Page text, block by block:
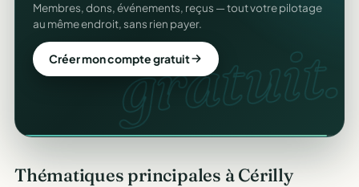
gratuit.
Membres, dons, événements, reçus — tout votre pilotage
au même endroit, sans rien payer.
Créer mon compte gratuit
Fiches donateurs, historique des dons, relances,
adhésions — fini les fichiers Excel.
Découvrir le CRM gratuit
Thématiques principales à Cérilly